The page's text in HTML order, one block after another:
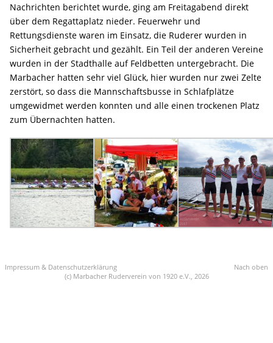
Nachrichten berichtet wurde, ging am Freitagabend direkt
über dem Regattaplatz nieder. Feuerwehr und
Rettungsdienste waren im Einsatz, die Ruderer wurden in
Sicherheit gebracht und gezählt. Ein Teil der anderen Vereine
wurden in der Stadthalle auf Feldbetten untergebracht. Die
Marbacher hatten sehr viel Glück, hier wurden nur zwei Zelte
zerstört, so dass die Mannschaftsbusse in Schlafplätze
umgewidmet werden konnten und alle einen trockenen Platz
zum Übernachten hatten.
Impressum & Datenschutzerklärung
Nach oben
(c) Marbacher Ruderverein von 1920 e.V., 2026